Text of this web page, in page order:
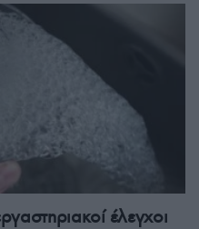
έλεγχοι